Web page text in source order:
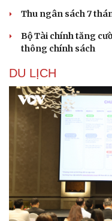
Sức khỏe
Thu ngân sách 7
Bộ Tài chính tăng
thông chính sách
DU LỊCH